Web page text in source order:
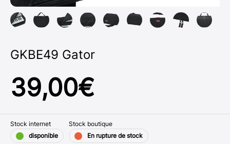
GKBE49 Gator
39,00€
Stock internet
disponible
Stock boutique
En rupture de stock